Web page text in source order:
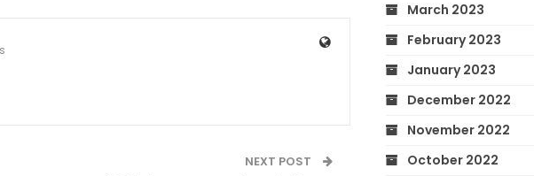
NEXT POST
March 2023
February 2023
January 2023
December 2022
November 2022
October 2022